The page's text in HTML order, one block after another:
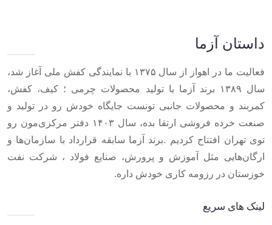
داستان آزما
فعالیت ما در اهواز از سال ۱۳۷۵ با نمایندگی کفش ملی آغاز شد،
سال ۱۳۸۹ برند آزما با تولید محصولات چرمی ؛ کیف، کفش،
کمربند و محصولات جانبی تونست جایگاه خودش رو در تولید و
صنعت خرده فروشی ارتقا بده، سال ۱۴۰۳ دفتر مرکزی‌مون رو
توی تهران افتتاح کردیم .برند آزما سابقه قرارداد با سازمان‌ها و
ارگان‌هایی مثل آموزش و پرورش، صنایع فولاد ، شرکت نفت
خوزستان در رزومه کاری خودش داره.
لینک های سریع